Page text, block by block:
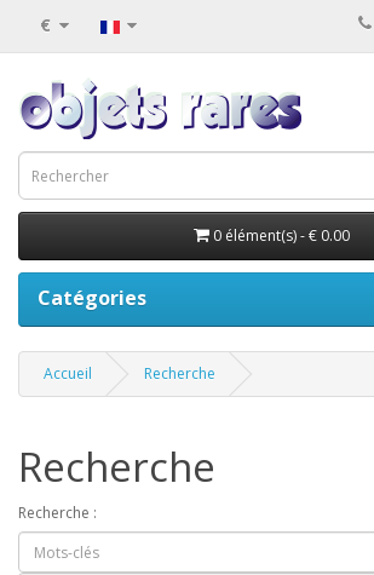
€
0 élément(s) - € 0.00
Catégories
Accueil Recherche
Recherche
Recherche :